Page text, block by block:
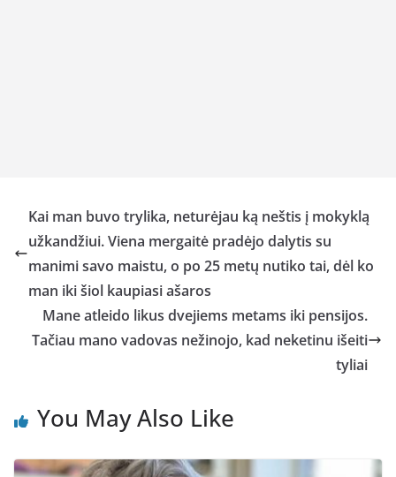
Kai man buvo trylika, neturėjau ką neštis į mokyklą
užkandžiui. Viena mergaitė pradėjo dalytis su
manimi savo maistu, o po 25 metų nutiko tai, dėl ko
man iki šiol kaupiasi ašaros
Mane atleido likus dvejiems metams iki pensijos.
Tačiau mano vadovas nežinojo, kad neketinu išeiti
tyliai
You May Also Like